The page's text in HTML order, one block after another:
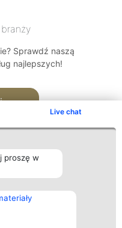
Live chat
proszę w
Sprawdź naszą
najlepszych!
Kontakt
Kontakt